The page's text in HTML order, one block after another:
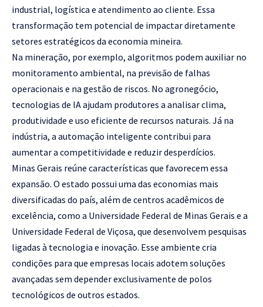
industrial, logística e atendimento ao cliente. Essa
transformação tem potencial de impactar diretamente
setores estratégicos da economia mineira.
Na mineração, por exemplo, algoritmos podem auxiliar no
monitoramento ambiental, na previsão de falhas
operacionais e na gestão de riscos. No agronegócio,
tecnologias de IA ajudam produtores a analisar clima,
produtividade e uso eficiente de recursos naturais. Já na
indústria, a automação inteligente contribui para
aumentar a competitividade e reduzir desperdícios.
Minas Gerais reúne características que favorecem essa
expansão. O estado possui uma das economias mais
diversificadas do país, além de centros acadêmicos de
excelência, como a Universidade Federal de Minas Gerais e a
Universidade Federal de Viçosa, que desenvolvem pesquisas
ligadas à tecnologia e inovação. Esse ambiente cria
condições para que empresas locais adotem soluções
avançadas sem depender exclusivamente de polos
tecnológicos de outros estados.